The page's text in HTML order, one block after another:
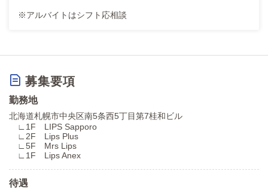
※アルバイトはシフト応相談
募集要項
勤務地
北海道札幌市中央区南5条西5丁目第7桂和ビル
∟1F LIPS Sapporo
∟2F Lips Plus
∟5F Mrs Lips
∟1F Lips Anex
待遇